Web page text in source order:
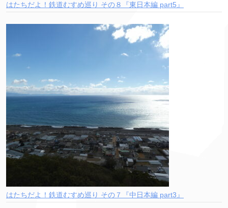
はたちだよ！鉄道むすめ巡り その８『東日本編 part5』
はたちだよ！鉄道むすめ巡り その７『中日本編 part3』